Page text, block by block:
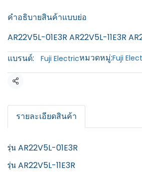
คำอธิบายสินค้าแบบย่อ
AR22V5L-01E3R AR22V5L-11E3R
แบรนด์:
Fuji Electricหมวดหมู่:Fuji
แชร์
รายละเอียดสินค้า
รุ่น AR22V5L-01E3R
รุ่น AR22V5L-11E3R